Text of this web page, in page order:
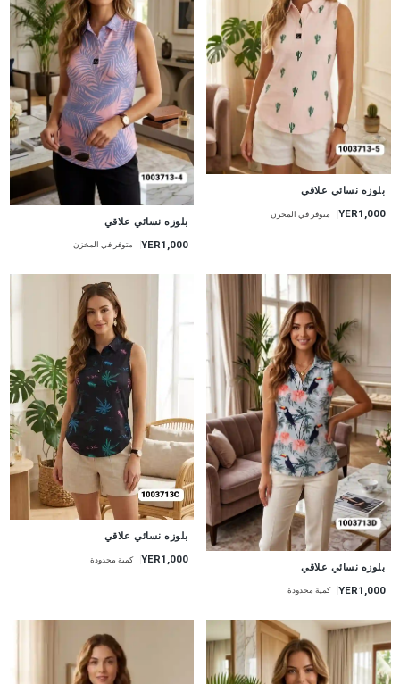
جديد
بلوزه نسائي علاقي
YER1,000 متوفر في المخزن
بلوزه نسائي علاقي
YER1,000 متوفر في المخزن
بلوزه نسائي علاقي
YER1,000 كمية محدودة
جديد
بلوزه نسائي علاقي
YER1,000 كمية محدودة